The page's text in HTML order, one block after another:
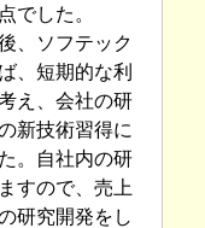
でした。
、ソフテック
、短期的な利
え、会社の研
新技術習得に
。自社内の研
すので、売上
研究開発をし